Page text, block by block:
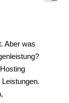
Aber was